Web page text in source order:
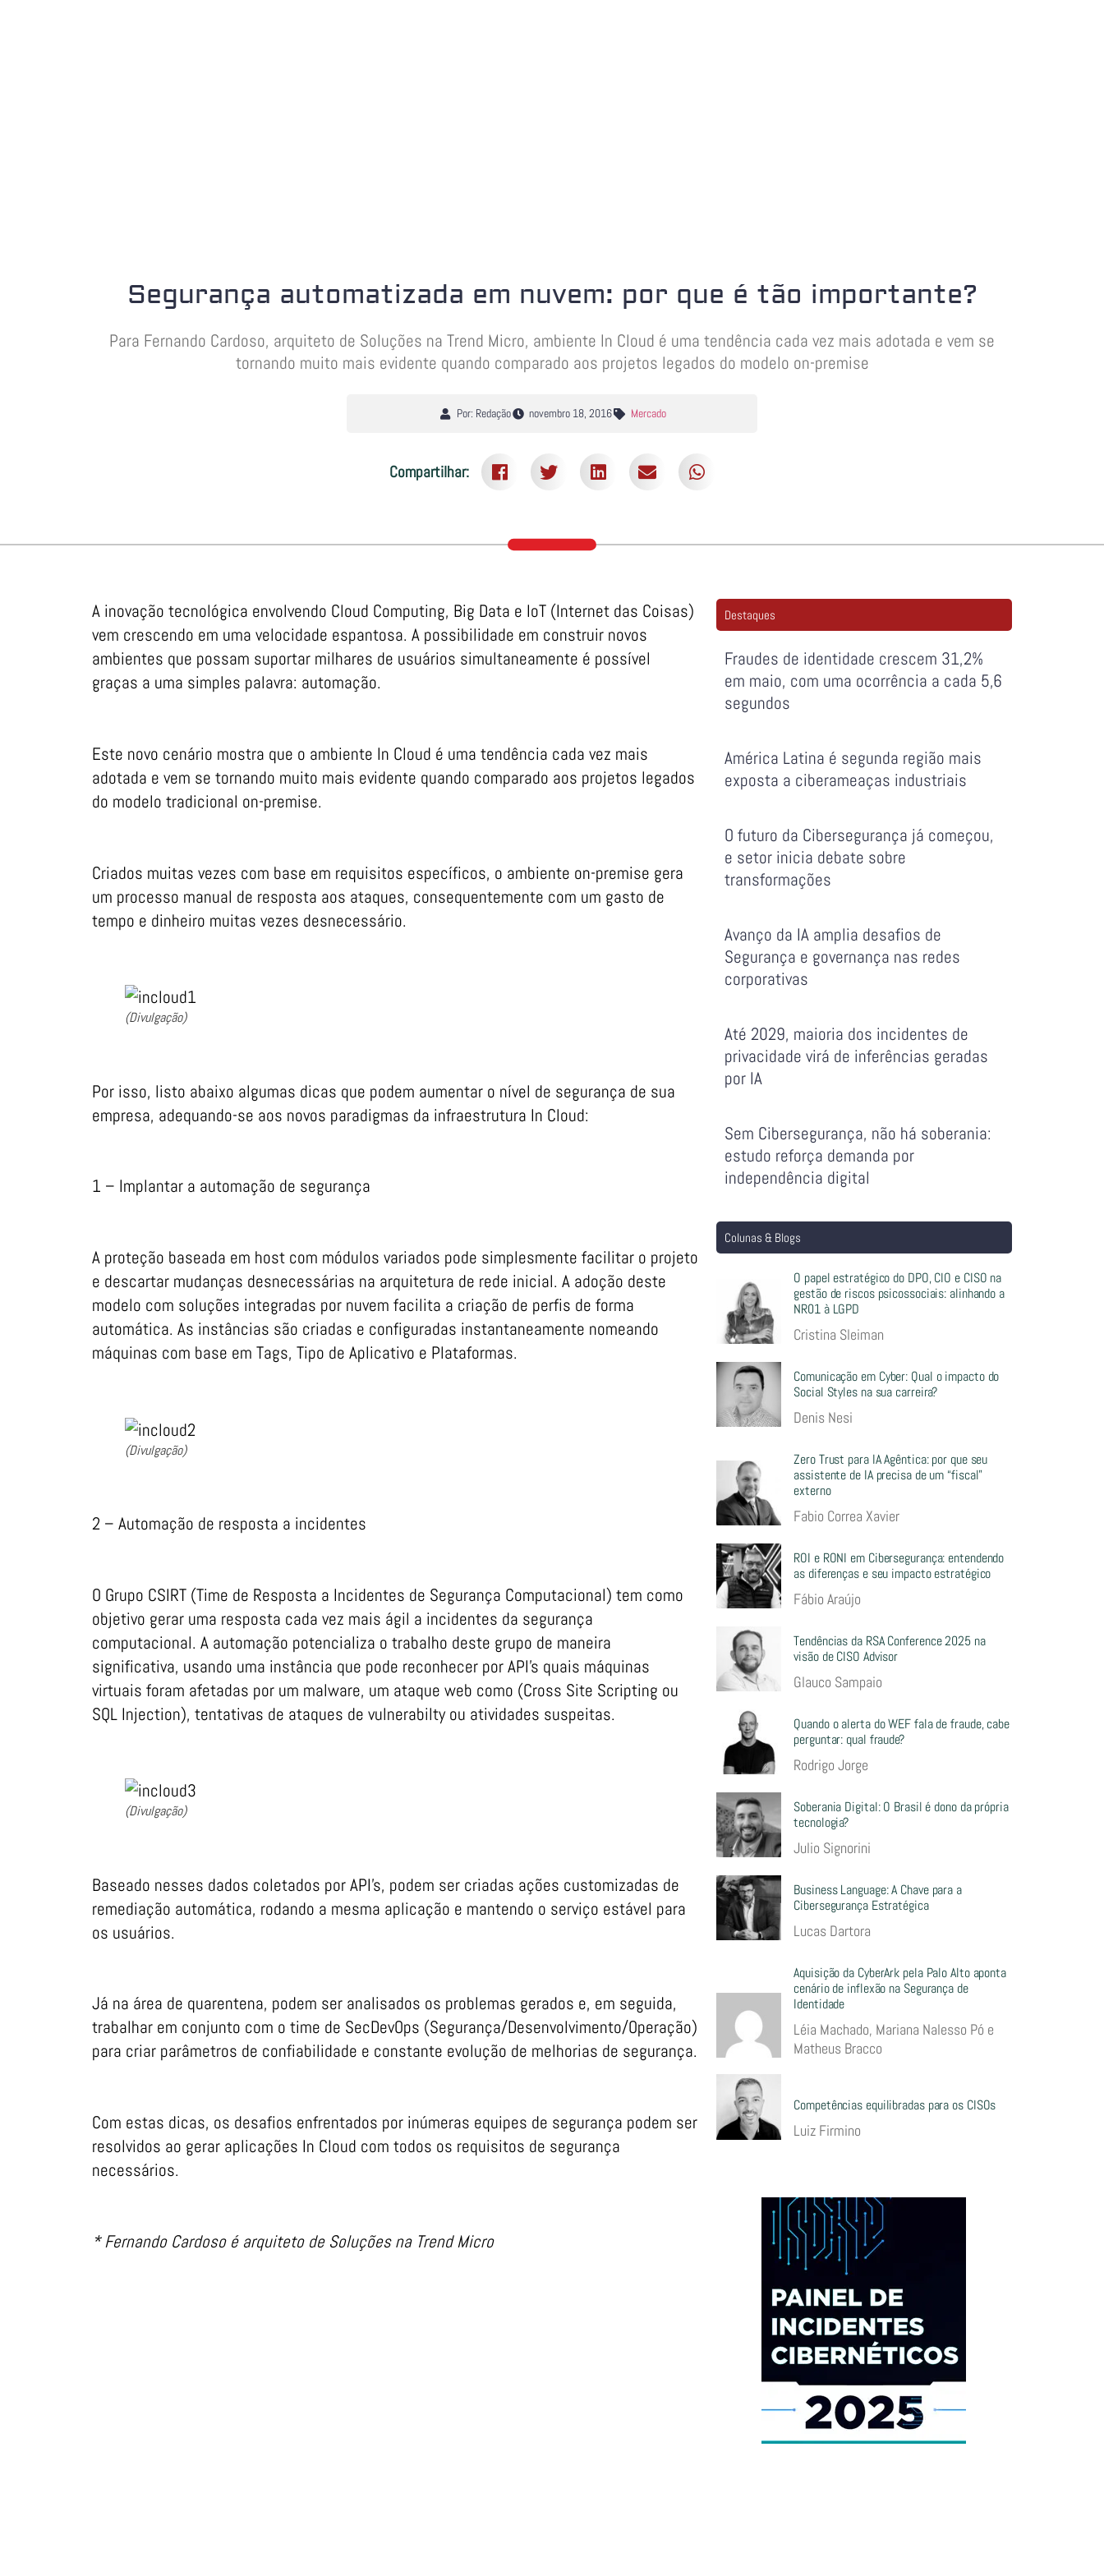
Segurança automatizada em nuvem: por que é tão importante?
Para Fernando Cardoso, arquiteto de Soluções na Trend Micro, ambiente In Cloud é uma tendência cada vez mais adotada e vem se
tornando muito mais evidente quando comparado aos projetos legados do modelo on-premise
Por: Redação novembro 18, 2016 Mercado
Compartilhar:
A inovação tecnológica envolvendo Cloud Computing, Big Data e IoT (Internet das Coisas)
vem crescendo em uma velocidade espantosa. A possibilidade em construir novos
ambientes que possam suportar milhares de usuários simultaneamente é possível
graças a uma simples palavra: automação.
Este novo cenário mostra que o ambiente In Cloud é uma tendência cada vez mais
adotada e vem se tornando muito mais evidente quando comparado aos projetos legados
do modelo tradicional on-premise.
Criados muitas vezes com base em requisitos específicos, o ambiente on-premise gera
um processo manual de resposta aos ataques, consequentemente com um gasto de
tempo e dinheiro muitas vezes desnecessário.
(Divulgação)
Por isso, listo abaixo algumas dicas que podem aumentar o nível de segurança de sua
empresa, adequando-se aos novos paradigmas da infraestrutura In Cloud:
1 – Implantar a automação de segurança
A proteção baseada em host com módulos variados pode simplesmente facilitar o projeto
e descartar mudanças desnecessárias na arquitetura de rede inicial. A adoção deste
modelo com soluções integradas por nuvem facilita a criação de perfis de forma
automática. As instâncias são criadas e configuradas instantaneamente nomeando
máquinas com base em Tags, Tipo de Aplicativo e Plataformas.
(Divulgação)
2 – Automação de resposta a incidentes
O Grupo CSIRT (Time de Resposta a Incidentes de Segurança Computacional) tem como
objetivo gerar uma resposta cada vez mais ágil a incidentes da segurança
computacional. A automação potencializa o trabalho deste grupo de maneira
significativa, usando uma instância que pode reconhecer por API’s quais máquinas
virtuais foram afetadas por um malware, um ataque web como (Cross Site Scripting ou
SQL Injection), tentativas de ataques de vulnerabilty ou atividades suspeitas.
(Divulgação)
Baseado nesses dados coletados por API’s, podem ser criadas ações customizadas de
remediação automática, rodando a mesma aplicação e mantendo o serviço estável para
os usuários.
Já na área de quarentena, podem ser analisados os problemas gerados e, em seguida,
trabalhar em conjunto com o time de SecDevOps (Segurança/Desenvolvimento/Operação)
para criar parâmetros de confiabilidade e constante evolução de melhorias de segurança.
Com estas dicas, os desafios enfrentados por inúmeras equipes de segurança podem ser
resolvidos ao gerar aplicações In Cloud com todos os requisitos de segurança
necessários.
* Fernando Cardoso é arquiteto de Soluções na Trend Micro
Destaques
Fraudes de identidade crescem 31,2%
em maio, com uma ocorrência a cada 5,6
segundos
América Latina é segunda região mais
exposta a ciberameaças industriais
O futuro da Cibersegurança já começou,
e setor inicia debate sobre
transformações
Avanço da IA amplia desafios de
Segurança e governança nas redes
corporativas
Até 2029, maioria dos incidentes de
privacidade virá de inferências geradas
por IA
Sem Cibersegurança, não há soberania:
estudo reforça demanda por
independência digital
Colunas & Blogs
O papel estratégico do DPO, CIO e CISO na
gestão de riscos psicossociais: alinhando a
NR01 à LGPD
Cristina Sleiman
Comunicação em Cyber: Qual o impacto do
Social Styles na sua carreira?
Denis Nesi
Zero Trust para IA Agêntica: por que seu
assistente de IA precisa de um “fiscal”
externo
Fabio Correa Xavier
ROI e RONI em Cibersegurança: entendendo
as diferenças e seu impacto estratégico
Fábio Araújo
Tendências da RSA Conference 2025 na
visão de CISO Advisor
Glauco Sampaio
Quando o alerta do WEF fala de fraude, cabe
perguntar: qual fraude?
Rodrigo Jorge
Soberania Digital: O Brasil é dono da própria
tecnologia?
Julio Signorini
Business Language: A Chave para a
Cibersegurança Estratégica
Lucas Dartora
Aquisição da CyberArk pela Palo Alto aponta
cenário de inflexão na Segurança de
Identidade
Léia Machado, Mariana Nalesso Pó e
Matheus Bracco
Competências equilibradas para os CISOs
Luiz Firmino